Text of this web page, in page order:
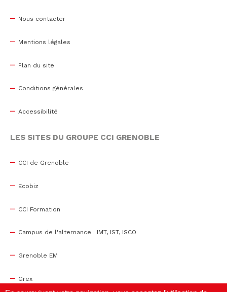
Nous contacter
Mentions légales
Plan du site
Conditions générales
Accessibilité
LES SITES DU GROUPE CCI GRENOBLE
CCI de Grenoble
Ecobiz
CCI Formation
Campus de l'alternance : IMT, IST, ISCO
Grenoble EM
Grex